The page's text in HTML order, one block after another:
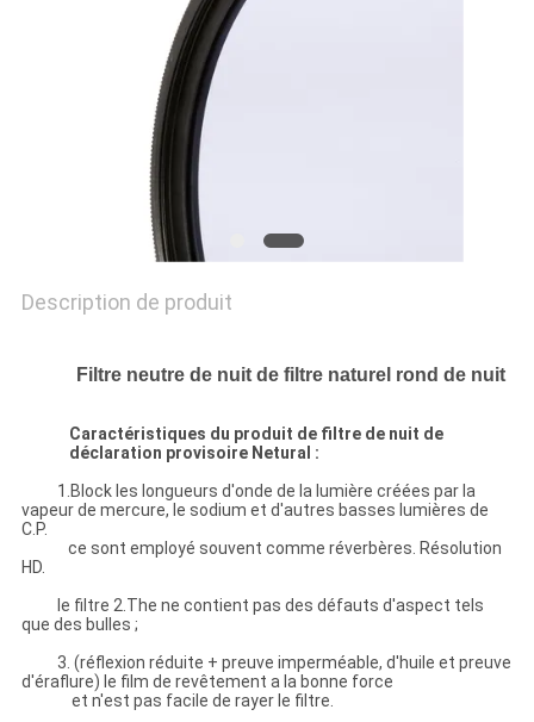
Description de produit
Filtre neutre de nuit de filtre naturel rond de nuit
Caractéristiques du produit de filtre de nuit de
déclaration provisoire Netural :
1.Block les longueurs d'onde de la lumière créées par la
vapeur de mercure, le sodium et d'autres basses lumières de
C.P.
ce sont employé souvent comme réverbères. Résolution
HD.
le filtre 2.The ne contient pas des défauts d'aspect tels
que des bulles ;
3. (réflexion réduite + preuve imperméable, d'huile et preuve
d'éraflure) le film de revêtement a la bonne force
et n'est pas facile de rayer le filtre.